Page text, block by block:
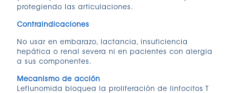
protegiendo las articulaciones.
Contraindicaciones
No usar en embarazo, lactancia, insuficiencia
hepática o renal severa ni en pacientes con alergia
a sus componentes.
Mecanismo de acción
Leflunomida bloquea la proliferación de linfocitos T